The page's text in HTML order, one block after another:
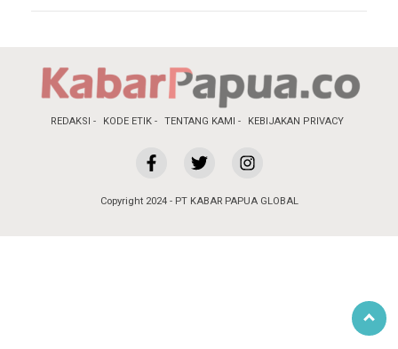
REDAKSI KODE ETIK TENTANG KAMI KEBIJAKAN PRIVACY
Copyright 2024 - PT KABAR PAPUA GLOBAL